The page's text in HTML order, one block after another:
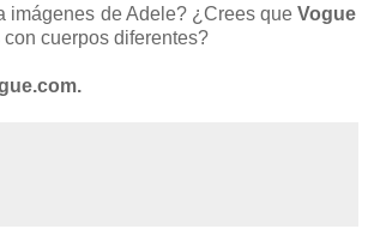
imágenes de Adele? ¿Crees queVogue
cuerpos diferentes?